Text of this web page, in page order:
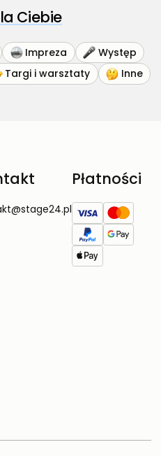
Ciebie
Impreza
Występ
Targi i warsztaty Inne
Płatności